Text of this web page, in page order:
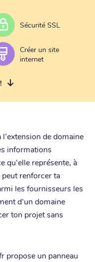
Sécurité SSL
Créer un site
internet
l'extension de domaine
informations
qu'elle représente, à
renforcer ta
les fournisseurs les
d'un domaine
ton projet sans
propose un panneau